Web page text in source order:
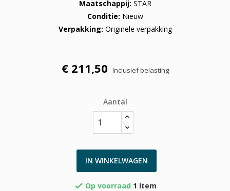
Maatschappij STAR
Conditie Nieuw
Verpakking Originele verpakking
€ 211,50 Inclusief belasting
Aantal
IN WINKELWAGEN
 Op voorraad 1 Item